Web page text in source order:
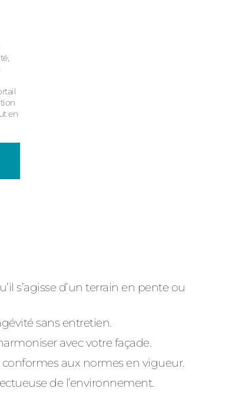
en
s’agisse d’un terrain en pente ou
sans entretien.
avec votre façade.
aux normes en vigueur.
de l’environnement.